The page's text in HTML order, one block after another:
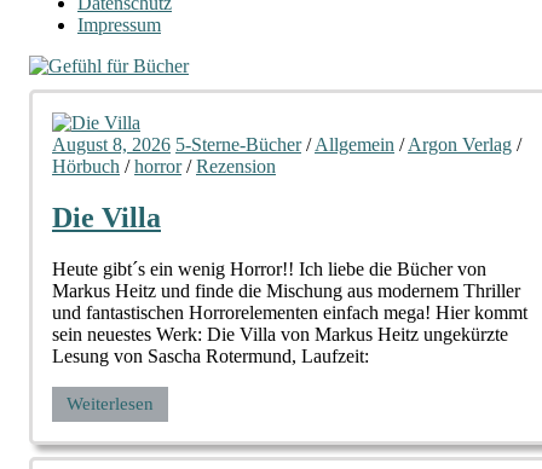
Impressum
August 8, 2026 5-Sterne-Bücher/Allgemein /Argon Verlag /
Hörbuch /horror/Rezension
Die Villa
Heute gibt´s ein wenig Horror!! Ich liebe die Bücher von
Markus Heitz und finde die Mischung aus modernem Thriller
und fantastischen Horrorelementen einfach mega! Hier kommt
sein neuestes Werk: Die Villa von Markus Heitz ungekürzte
Lesung von Sascha Rotermund, Laufzeit:
Weiterlesen